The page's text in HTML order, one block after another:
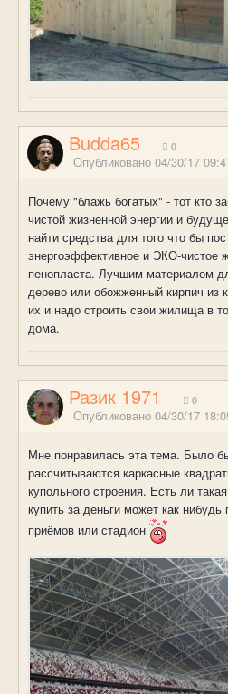
Budda65 0
Опубликовано 04/30/17
Почему "блажь богатых" - тот кто
чистой жизненной энергии и
найти средства для того что бы
энергоэффективное и ЭКО-чистое
пенопласта. Лучшим материалом
дерево или обожженный кирпич из
их и надо строить свои жилища в
дома.
Разик 1971 0
Опубликовано 04/30/17
Мне понравилась эта тема. Было
рассчитываются каркасные
купольного строения. Есть ли
купить за деньги может как
приёмов или стадион